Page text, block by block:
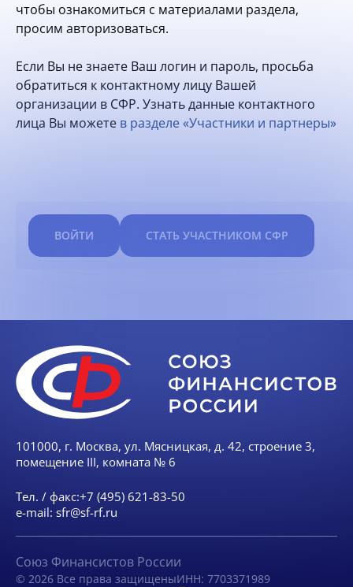
Вступить
чтобы ознакомиться с материалами раздела,
просим авторизоваться.
Если Вы не знаете Ваш логин и пароль, просьба
обратиться к контактному лицу Вашей
организации в СФР. Узнать данные контактного
лица Вы можете в разделе «Участники и партнеры»
ВОЙТИ СТАТЬ УЧАСТНИКОМ СФР
101000, г. Москва, ул. Мясницкая, д. 42, строение 3,
помещение III, комната № 6
Тел. / факс:+7 (495) 621-83-50
e-mail: sfr@sf-rf.ru
Союз Финансистов России
© 2026 Все права защищеныИНН: 7703371989